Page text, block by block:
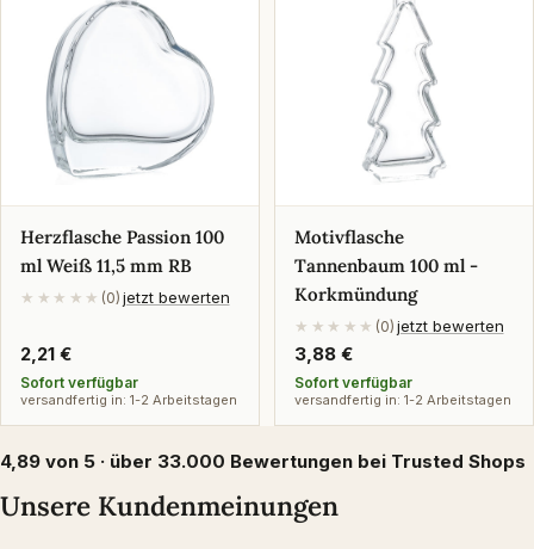
Herzflasche Passion 100
ml Weiß 11,5 mm RB
★★★★★ (0) jetzt bewerten
Regulärer
Preis
2,21 €
Sofort verfügbar
versandfertig in: 1-2 Arbeitstagen
Motivflasche
Tannenbaum 100 ml -
Korkmündung
★★★★★ (0) jetzt bewerten
Regulärer
Preis
3,88 €
Sofort verfügbar
versandfertig in: 1-2 Arbeitstagen
4,89 von 5 · über 33.000 Bewertungen bei Trusted Shops
Unsere Kundenmeinungen